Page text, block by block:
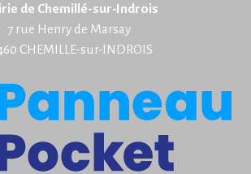
de Chemillé-sur-Indrois
7 rue Henry de Marsay
CHEMILLE-sur-INDROIS